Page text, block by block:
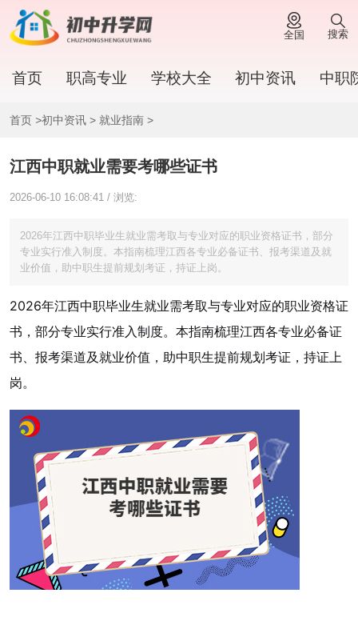
全国 搜索
首页 职高专业 学校大全 初中资讯 中职
首页 >初中资讯> 就业指南>
江西中职就业需要考哪些证书
2026-06-10 16:08:41 / 浏览:
2026年江西中职毕业生就业需考取与专业对应的职业资格证书，部分
专业实行准入制度。本指南梳理江西各专业必备证书、报考渠道及就
业价值，助中职生提前规划考证，持证上岗。
2026年江西中职毕业生就业需考取与专业对应的职业资格证
书，部分专业实行准入制度。本指南梳理江西各专业必备证
书、报考渠道及就业价值，助中职生提前规划考证，持证上
岗。